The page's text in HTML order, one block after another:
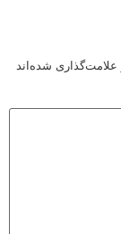
شده‌اند